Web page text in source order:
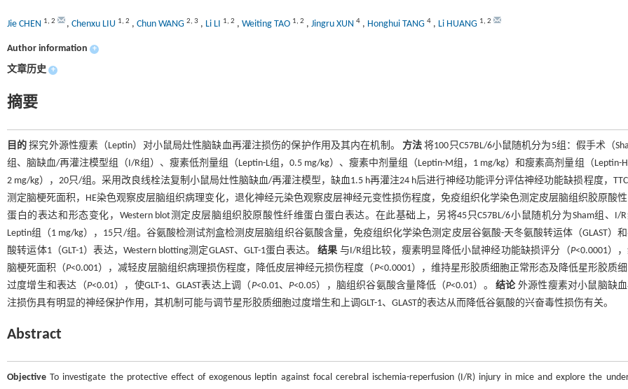
Jie CHEN 1, 2 , Chenxu LIU 1, 2 , Chun WANG 2, 3 , Li LI 1, 2 , Weiting TAO 1, 2 , Jingru XUN 4 , Honghui TANG 4 , Li HUANG 1, 2
Author information +
文章历史 +
摘要
目的 探究外源性瘦素（Leptin）对小鼠局灶性脑缺血再灌注损伤的保护作用及其内在机制。 方法 将100只C57BL/6小鼠随机分为5组：假手术（
组、脑缺血/再灌注模型组（I/R组）、瘦素低剂量组（Leptin-L组，0.5 mg/kg）、瘦素中剂量组（Leptin-M组，1 mg/kg）和瘦素高剂量组（Leptin-H
2 mg/kg），20只/组。采用改良线栓法复制小鼠局灶性脑缺血/再灌注模型，缺血1.5 h再灌注24 h后进行神经功能评分评估神经功能缺损程度，
测定脑梗死面积，HE染色观察皮层脑组织病理变化，退化神经元染色观察皮层神经元变性损伤程度，免疫组织化学染色测定皮层脑组织胶原酸
蛋白的表达和形态变化，Western blot测定皮层脑组织胶原酸性纤维蛋白蛋白表达。在此基础上，另将45只C57BL/6小鼠随机分为Sham组、I/
Leptin组（1 mg/kg），15只/组。谷氨酸检测试剂盒检测皮层脑组织谷氨酸含量，免疫组织化学染色测定皮层谷氨酸-天冬氨酸转运体（GLAST）
酸转运体1（GLT-1）表达，Western blotting测定GLAST、GLT-1蛋白表达。结果 与I/R组比较，瘦素明显降低小鼠神经功能缺损评分（P<0.0001）
脑梗死面积（P<0.001），减轻皮层脑组织病理损伤程度，降低皮层神经元损伤程度（P<0.0001），维持星形胶质细胞正常形态及降低星形胶质
过度增生和表达（P<0.01），使GLT-1、GLAST表达上调（P<0.01、P<0.05），脑组织谷氨酸含量降低（P<0.01）。结论外源性瘦素对小鼠脑缺
注损伤具有明显的神经保护作用，其机制可能与调节星形胶质细胞过度增生和上调GLT-1、GLAST的表达从而降低谷氨酸的兴奋毒性损伤有关。
Abstract
Objective To investigate the protective effect of exogenous leptin against focal cerebral ischemia-reperfusion (I/R) injury in mice and explore the